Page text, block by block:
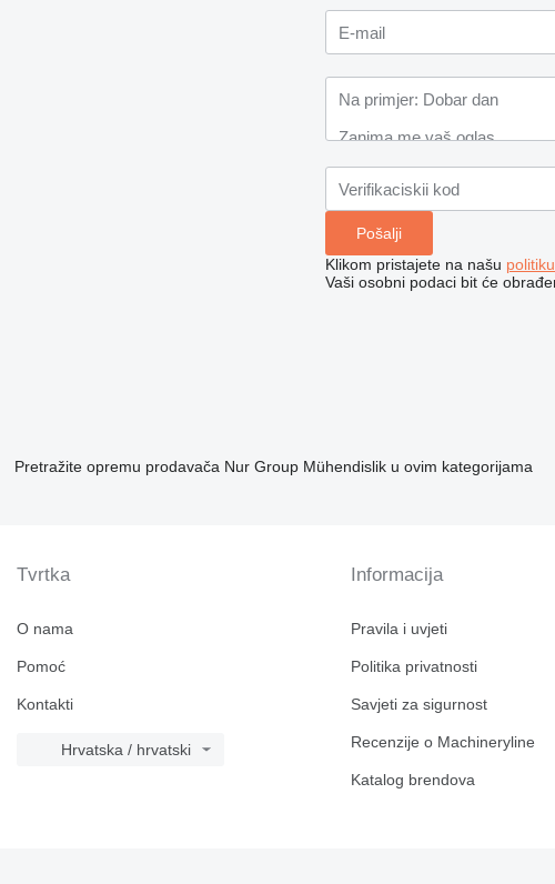
Klikom pristajete na našu
Vaši osobni podaci bit će
Pretražite opremu prodavača Nur Group Mühendislik u ovim kategorijama
Tvrtka
O nama
Pomoć
Kontakti
Hrvatska / hrvatski
Informacija
Pravila i uvjeti
Politika privatnosti
Savjeti za sigurnost
Recenzije o Machineryline
Katalog brendova